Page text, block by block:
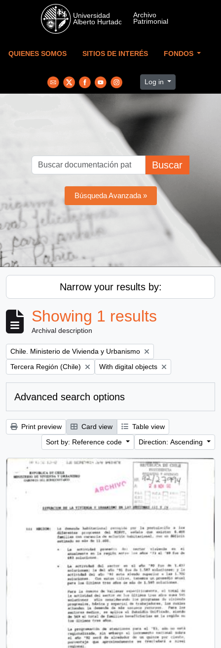
Skip to main content
QUIENES SOMOS SITIOS DE INTERÉS FONDOS
Log in
Buscar
Búsqueda Avanzada »
Narrow your results by:
Showing 1 results
Archival description
Remove filter:
Chile. Ministerio de Vivienda y Urbanismo
Remove filter:
Tercera Región (Chile) Remove filter:
With digital objects
Advanced search options
Print preview Card view
Table view
Sort by: Reference code
Direction: Ascending